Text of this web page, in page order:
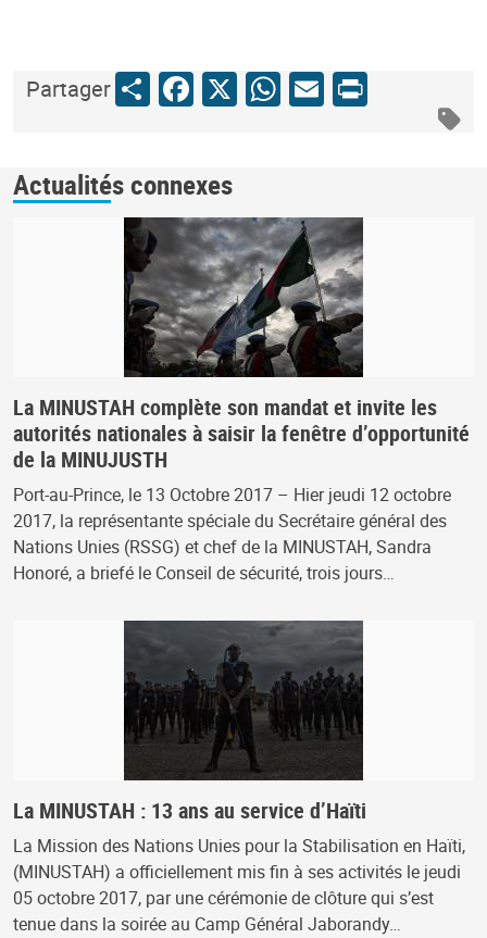
PartagerShareFacebook
X WhatsApp
Email
Print
Actualités connexes
La MINUSTAH complète son mandat et invite les
autorités nationales à saisir la fenêtre d’opportunité
de la MINUJUSTH
Port-au-Prince, le 13 Octobre 2017 – Hier jeudi 12 octobre
2017, la représentante spéciale du Secrétaire général des
Nations Unies (RSSG) et chef de la MINUSTAH, Sandra
Honoré, a briefé le Conseil de sécurité, trois jours…
La MINUSTAH : 13 ans au service d’Haïti
La Mission des Nations Unies pour la Stabilisation en Haïti,
(MINUSTAH) a officiellement mis fin à ses activités le jeudi
05 octobre 2017, par une cérémonie de clôture qui s’est
tenue dans la soirée au Camp Général Jaborandy…